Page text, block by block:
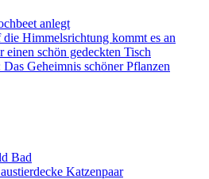
anlegt
Himmelsrichtung kommt es an
schön gedeckten Tisch
Geheimnis schöner Pflanzen
Bad
Katzenpaar